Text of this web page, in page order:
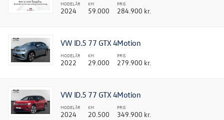
MODELÅR
2024
KM
59.000
PRIS
284.900 kr.
VW ID.5 77 GTX 4Motion
MODELÅR
2022
KM
29.000
PRIS
279.900 kr.
VW ID.5 77 GTX 4Motion
MODELÅR
2024
KM
20.500
PRIS
349.900 kr.